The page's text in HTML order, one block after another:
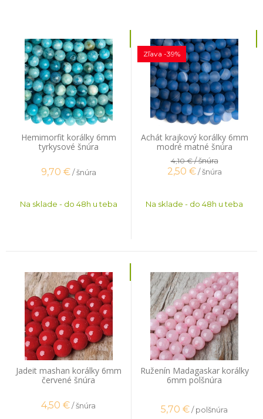
Hemimorfit korálky 6mm
tyrkysové šnúra
9,70 € / šnúra
Na sklade - do 48h u teba
Achát krajkový korálky 6mm
modré matné šnúra
Zľava -39%
4,10 €/ šnúra
2,50 € / šnúra
Na sklade - do 48h u teba
Jadeit mashan korálky 6mm
červené šnúra
4,50 €/ šnúra
Ruženín Madagaskar korálky
6mm polšnúra
5,70 €/ polšnúra